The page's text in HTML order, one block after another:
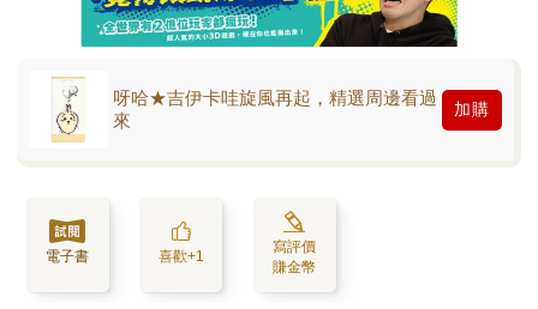
呀哈★吉伊卡哇旋風再起，精選周邊看過
來
加購
電子書 喜歡+1
寫評價
賺金幣